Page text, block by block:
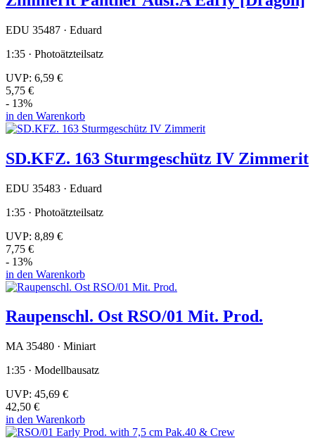
EDU 35487 · Eduard
1:35 · Photoätzteilsatz
UVP: 6,59 €
5,75 €
- 13%
in den Warenkorb
SD.KFZ. 163 Sturmgeschütz IV Zimmerit
EDU 35483 · Eduard
1:35 · Photoätzteilsatz
UVP: 8,89 €
7,75 €
- 13%
in den Warenkorb
Raupenschl. Ost RSO/01 Mit. Prod.
MA 35480 · Miniart
1:35 · Modellbausatz
UVP: 45,69 €
42,50 €
in den Warenkorb